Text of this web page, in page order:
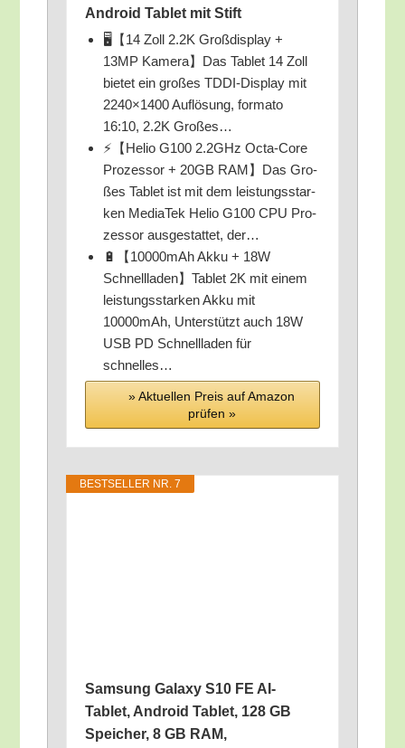
Android Tablet mit Stift
🖥️【14 Zoll 2.2K Groß­dis­play +
13MP Kamera】Das Tablet 14 Zoll
bie­tet ein gro­ßes TDDI-Dis­play mit
2240×1400 Auf­lö­sung, for­ma­to
16:10, 2.2K Großes…
⚡【Helio G100 2.2GHz Octa-Core
Pro­zes­sor + 20GB RAM】Das Gro­
ßes Tablet ist mit dem leis­tungs­star­
ken Media­Tek Helio G100 CPU Pro­
zes­sor aus­ge­stat­tet, der…
🔋【10000mAh Akku + 18W
Schnellladen】Tablet 2K mit einem
leis­tungs­star­ken Akku mit
10000mAh, Unter­stützt auch 18W
USB PD Schnell­la­den für
schnelles…
» Aktu­el­len Preis auf Ama­zon
prü­fen »
BEST­SEL­LER NR. 7
Sam­sung Gala­xy S10 FE AI-
Tablet, Android Tablet, 128 GB
Spei­cher, 8 GB RAM,